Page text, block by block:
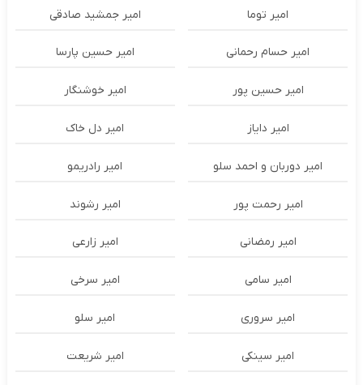
امیر توما امیر جمشید صادقی
امیر حسام رحمانی امیر حسین پارسا
امیر حسین پور امیر خوشنگار
امیر دایاز امیر دل خاک
امیر دوربان و احمد سلو امیر رادریمو
امیر رحمت پور امیر رشوند
امیر رمضانی امیر زارعی
امیر سامی امیر سرخی
امیر سروری امیر سلو
امیر سینکی امیر شریعت